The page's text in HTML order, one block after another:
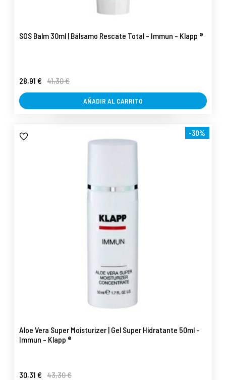
SOS Balm 30ml | Bálsamo Rescate Total - Immun - Klapp ®
28,91 € 41,30 €
AÑADIR AL CARRITO
-30%
Aloe Vera Super Moisturizer | Gel Super Hidratante 50ml -
Immun - Klapp ®
30,31 € 43,30 €